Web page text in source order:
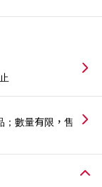
；數量有限，售